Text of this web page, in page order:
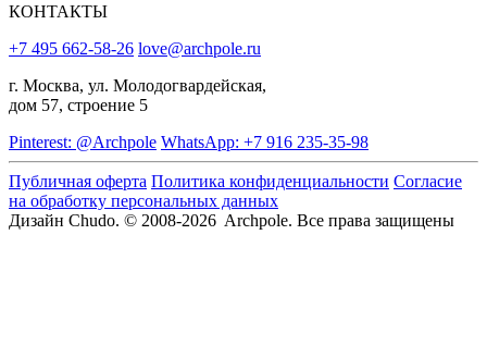
КОНТАКТЫ
+7 495 662-58-26 love@archpole.ru
г. Москва, ул. Молодогвардейская,
дом 57, строение 5
Pinterest: @Archpole WhatsApp: +7 916 235-35-98
Публичная оферта Политика конфиденциальности Согласие
на обработку персональных данных
Дизайн Chudo. © 2008-2026 Archpole. Все права защищены